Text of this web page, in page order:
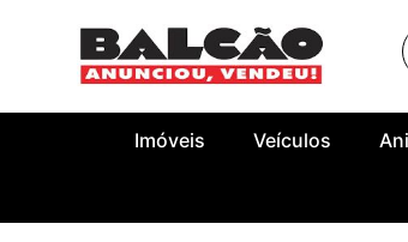
Imóveis Veículos